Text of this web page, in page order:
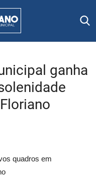
ganha
quadros em